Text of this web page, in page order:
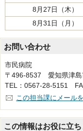
8月27日（木）
8月31日（月）
お問い合わせ
市民病院
〒496-8537 愛知県津島
TEL：0567-28-5151
この担当課にメール
この情報はお役に立